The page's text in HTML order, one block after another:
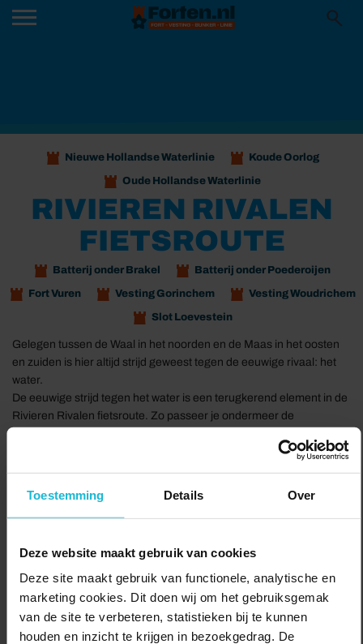
Toestemming Details Over
Deze website maakt gebruik van cookies
Deze site maakt gebruik van functionele, analytische en
marketing cookies. Dit doen wij om het gebruiksgemak
van de site te verbeteren, statistieken bij te kunnen
houden en inzicht te krijgen in bezoekgedrag. De
Nieuwe Hollandse Waterlinie Koude Oorlog
Oude Hollandse Waterlinie
RIVIEREN RIVALEN
FIETSROUTE
Batterij onder Brakel Batterij onder Poederoijen
Fort Vuren Vesting Gorinchem Vesting Woudrichem
Slot Loevestein
Gelegen tussen de Waal in het noorden en de Maas in het oosten
en zuiden is hier altijd strijd geweest tegen de eeuwige rivaal: het
water.
De eeuwige strijd tegen het water is een terugkerend element in de
Rivieren Rivalen fietsroute. Zo passeer je ondermeer de
plek in Gelderland, daar waar de Maas en Waal samenkomen.
Onderweg kom je langs de vestingsteden Woudrichem,
Let op: delen van de route gaan via een pont. Bekijk de tijden van
deze veerdienst op https://www.riveer.nl
Naar de route Delen: